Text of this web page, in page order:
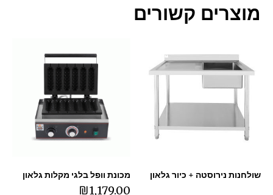
מוצרים קשורים
שולחנות נירוסטה + כיור גלאון מכונת וופל בלגי מקלות גלאון
₪1,179.00